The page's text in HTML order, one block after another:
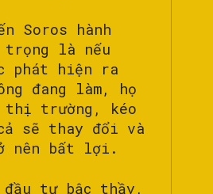
Soros hành
trọng là nếu
phát hiện ra
đang làm, họ
thị trường, kéo
sẽ thay đổi và
nên bất lợi.
đầu tư bậc thầy,